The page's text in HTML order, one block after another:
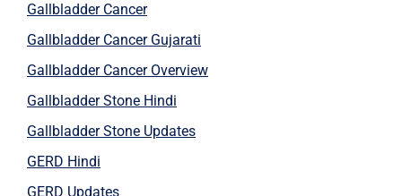
Gallbladder Cancer
Gallbladder Cancer Gujarati
Gallbladder Cancer Overview
Gallbladder Stone Hindi
Gallbladder Stone Updates
GERD Hindi
GERD Updates